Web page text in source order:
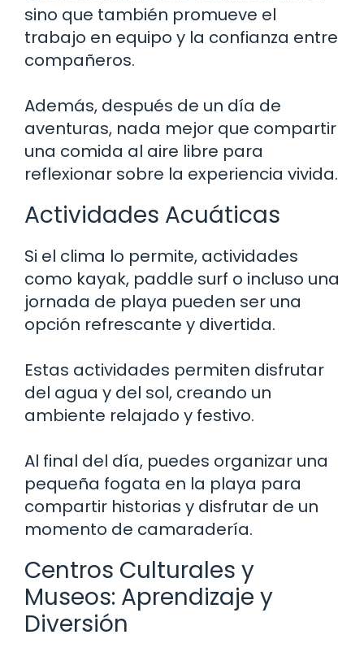
sino que también promueve el
trabajo en equipo y la confianza entre
compañeros.
Además, después de un día de
aventuras, nada mejor que compartir
una comida al aire libre para
reflexionar sobre la experiencia vivida.
Actividades Acuáticas
Si el clima lo permite, actividades
como kayak, paddle surf o incluso una
jornada de playa pueden ser una
opción refrescante y divertida.
Estas actividades permiten disfrutar
del agua y del sol, creando un
ambiente relajado y festivo.
Al final del día, puedes organizar una
pequeña fogata en la playa para
compartir historias y disfrutar de un
momento de camaradería.
Centros Culturales y
Museos: Aprendizaje y
Diversión